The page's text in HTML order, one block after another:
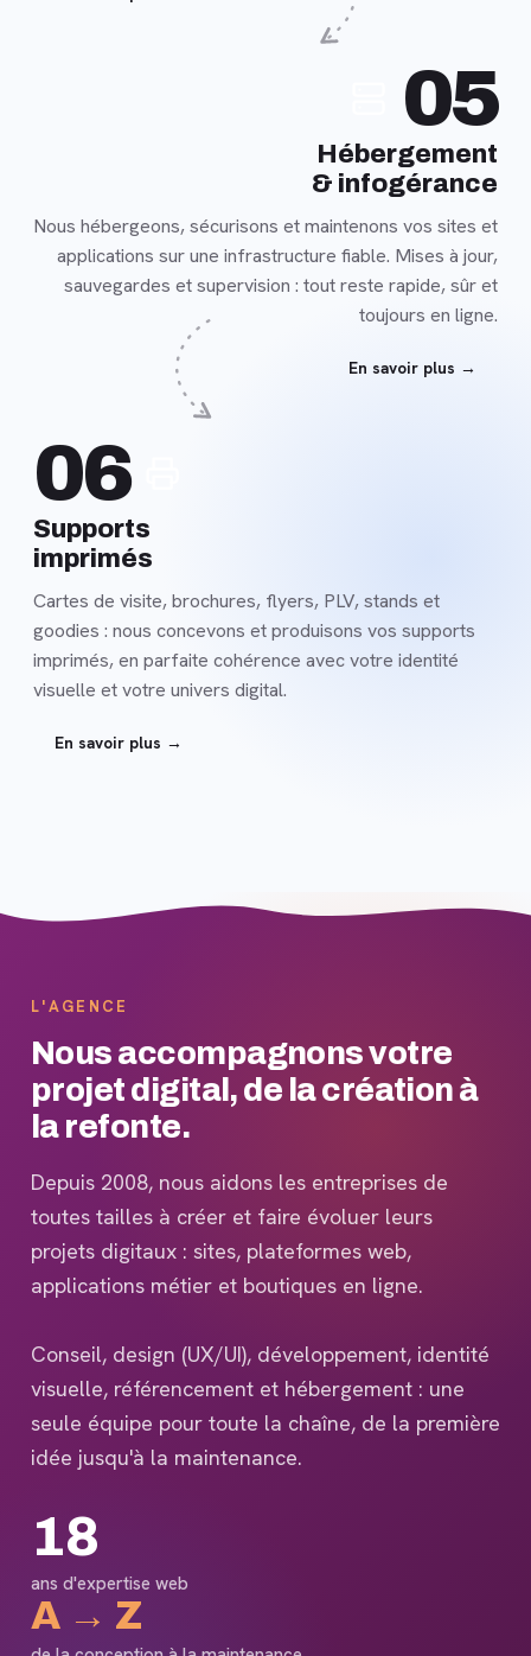
05
Hébergement
& infogérance
Nous hébergeons, sécurisons et maintenons vos sites et
applications sur une infrastructure fiable. Mises à jour,
sauvegardes et supervision : tout reste rapide, sûr et
toujours en ligne.
En savoir plus →
Cartes de visite, brochures, flyers, PLV, stands et
goodies : nous concevons et produisons vos supports
imprimés, en parfaite cohérence avec votre identité
visuelle et votre univers digital.
En savoir plus →
Supports
imprimés
06
L'AGENCE
Nous accompagnons votre
projet digital, de la création à
la refonte.
Depuis 2008, nous aidons les entreprises de
toutes tailles à créer et faire évoluer leurs
projets digitaux : sites, plateformes web,
applications métier et boutiques en ligne.
Conseil, design (UX/UI), développement, identité
visuelle, référencement et hébergement : une
seule équipe pour toute la chaîne, de la première
idée jusqu'à la maintenance.
18
ans d'expertise web
A → Z